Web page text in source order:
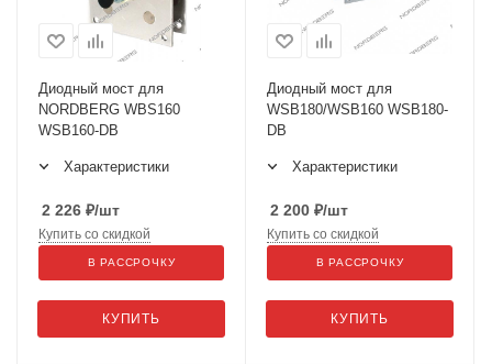
Диодный мост для
NORDBERG WBS160
WSB160-DB
Характеристики
2 226 ₽/шт
КУПИТЬ
Купить со скидкой
В РАССРОЧКУ
Диодный мост для
WSB180/WSB160 WSB180-
DB
Характеристики
2 200 ₽/шт
КУПИТЬ
Купить со скидкой
В РАССРОЧКУ